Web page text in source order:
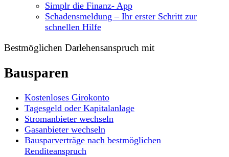
Simplr die Finanz- App
Schadensmeldung – Ihr erster Schritt zur
schnellen Hilfe
Bestmöglichen Darlehensanspruch mit
Bausparen
Kostenloses Girokonto
Tagesgeld oder Kapitalanlage
Stromanbieter wechseln
Gasanbieter wechseln
Bausparverträge nach bestmöglichen
Renditeanspruch